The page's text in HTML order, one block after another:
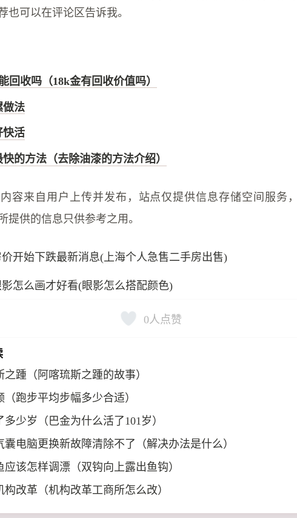
也可以在评论区告诉我。
回收吗（18k金有回收价值吗）
做法
快活
快的方法（去除油漆的方法介绍）
内容来自用户上传并发布，站点仅提供信息存储空间服务
提供的信息只供参考之用。
价开始下跌最新消息(上海个人急售二手房出售)
影怎么画才好看(眼影怎么搭配颜色)
0人点赞
之踵（阿喀琉斯之踵的故事）
（跑步平均步幅多少合适）
多少岁（巴金为什么活了101岁）
囊电脑更换新故障清除不了（解决办法是什么）
应该怎样调漂（双钩向上露出鱼钩）
构改革（机构改革工商所怎么改）